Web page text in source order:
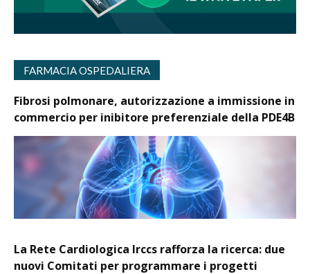
FARMACIA OSPEDALIERA
Fibrosi polmonare, autorizzazione a immissione in
commercio per inibitore preferenziale della PDE4B
La Rete Cardiologica Irccs rafforza la ricerca: due
nuovi Comitati per programmare i progetti